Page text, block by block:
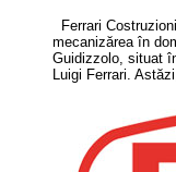
Ferrari
mecanizărea în
Guidizzolo, situat
Luigi Ferrari.